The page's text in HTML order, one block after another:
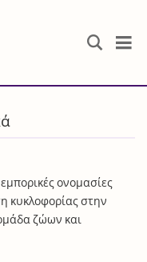
ονομασίες
κυκλοφορίας στην
ζώων και